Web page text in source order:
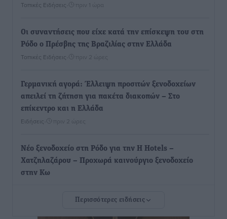
Τοπικές Ειδήσεις πριν 1 ώρα
Οι συναντήσεις που είχε κατά την επίσκεψη του στη
Ρόδο ο Πρέσβης της Βραζιλίας στην Ελλάδα
Τοπικές Ειδήσεις πριν 2 ώρες
Γερμανική αγορά: Έλλειψη προσιτών ξενοδοχείων
απειλεί τη ζήτηση για πακέτα διακοπών – Στο
επίκεντρο και η Ελλάδα
Ειδήσεις πριν 2 ώρες
Νέο ξενοδοχείο στη Ρόδο για την H Hotels –
Χατζηλαζάρου – Προχωρά καινούργιο ξενοδοχείο
στην Κω
Περισσότερες ειδήσεις